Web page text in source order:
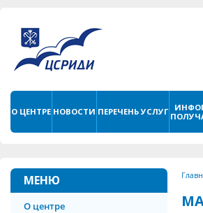
О ЦЕНТРЕ НОВОСТИ ПЕРЕЧЕНЬ УСЛУГ
МЕНЮ
О центре